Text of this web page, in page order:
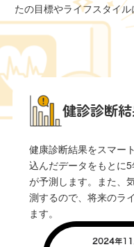
たの目標やライフスタイ
健診診断
健康診断結果をスマー
込んだデータをもとに
が予測します。また、
測するので、将来のラ
ます。